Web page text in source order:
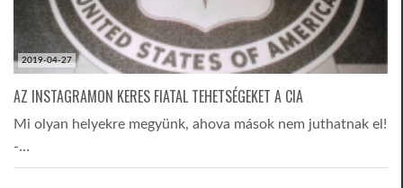
2019-04-27
AZ INSTAGRAMON KERES FIATAL TEHETSÉGEKET A CIA
Mi olyan helyekre megyünk, ahova mások nem juthatnak el!
-…